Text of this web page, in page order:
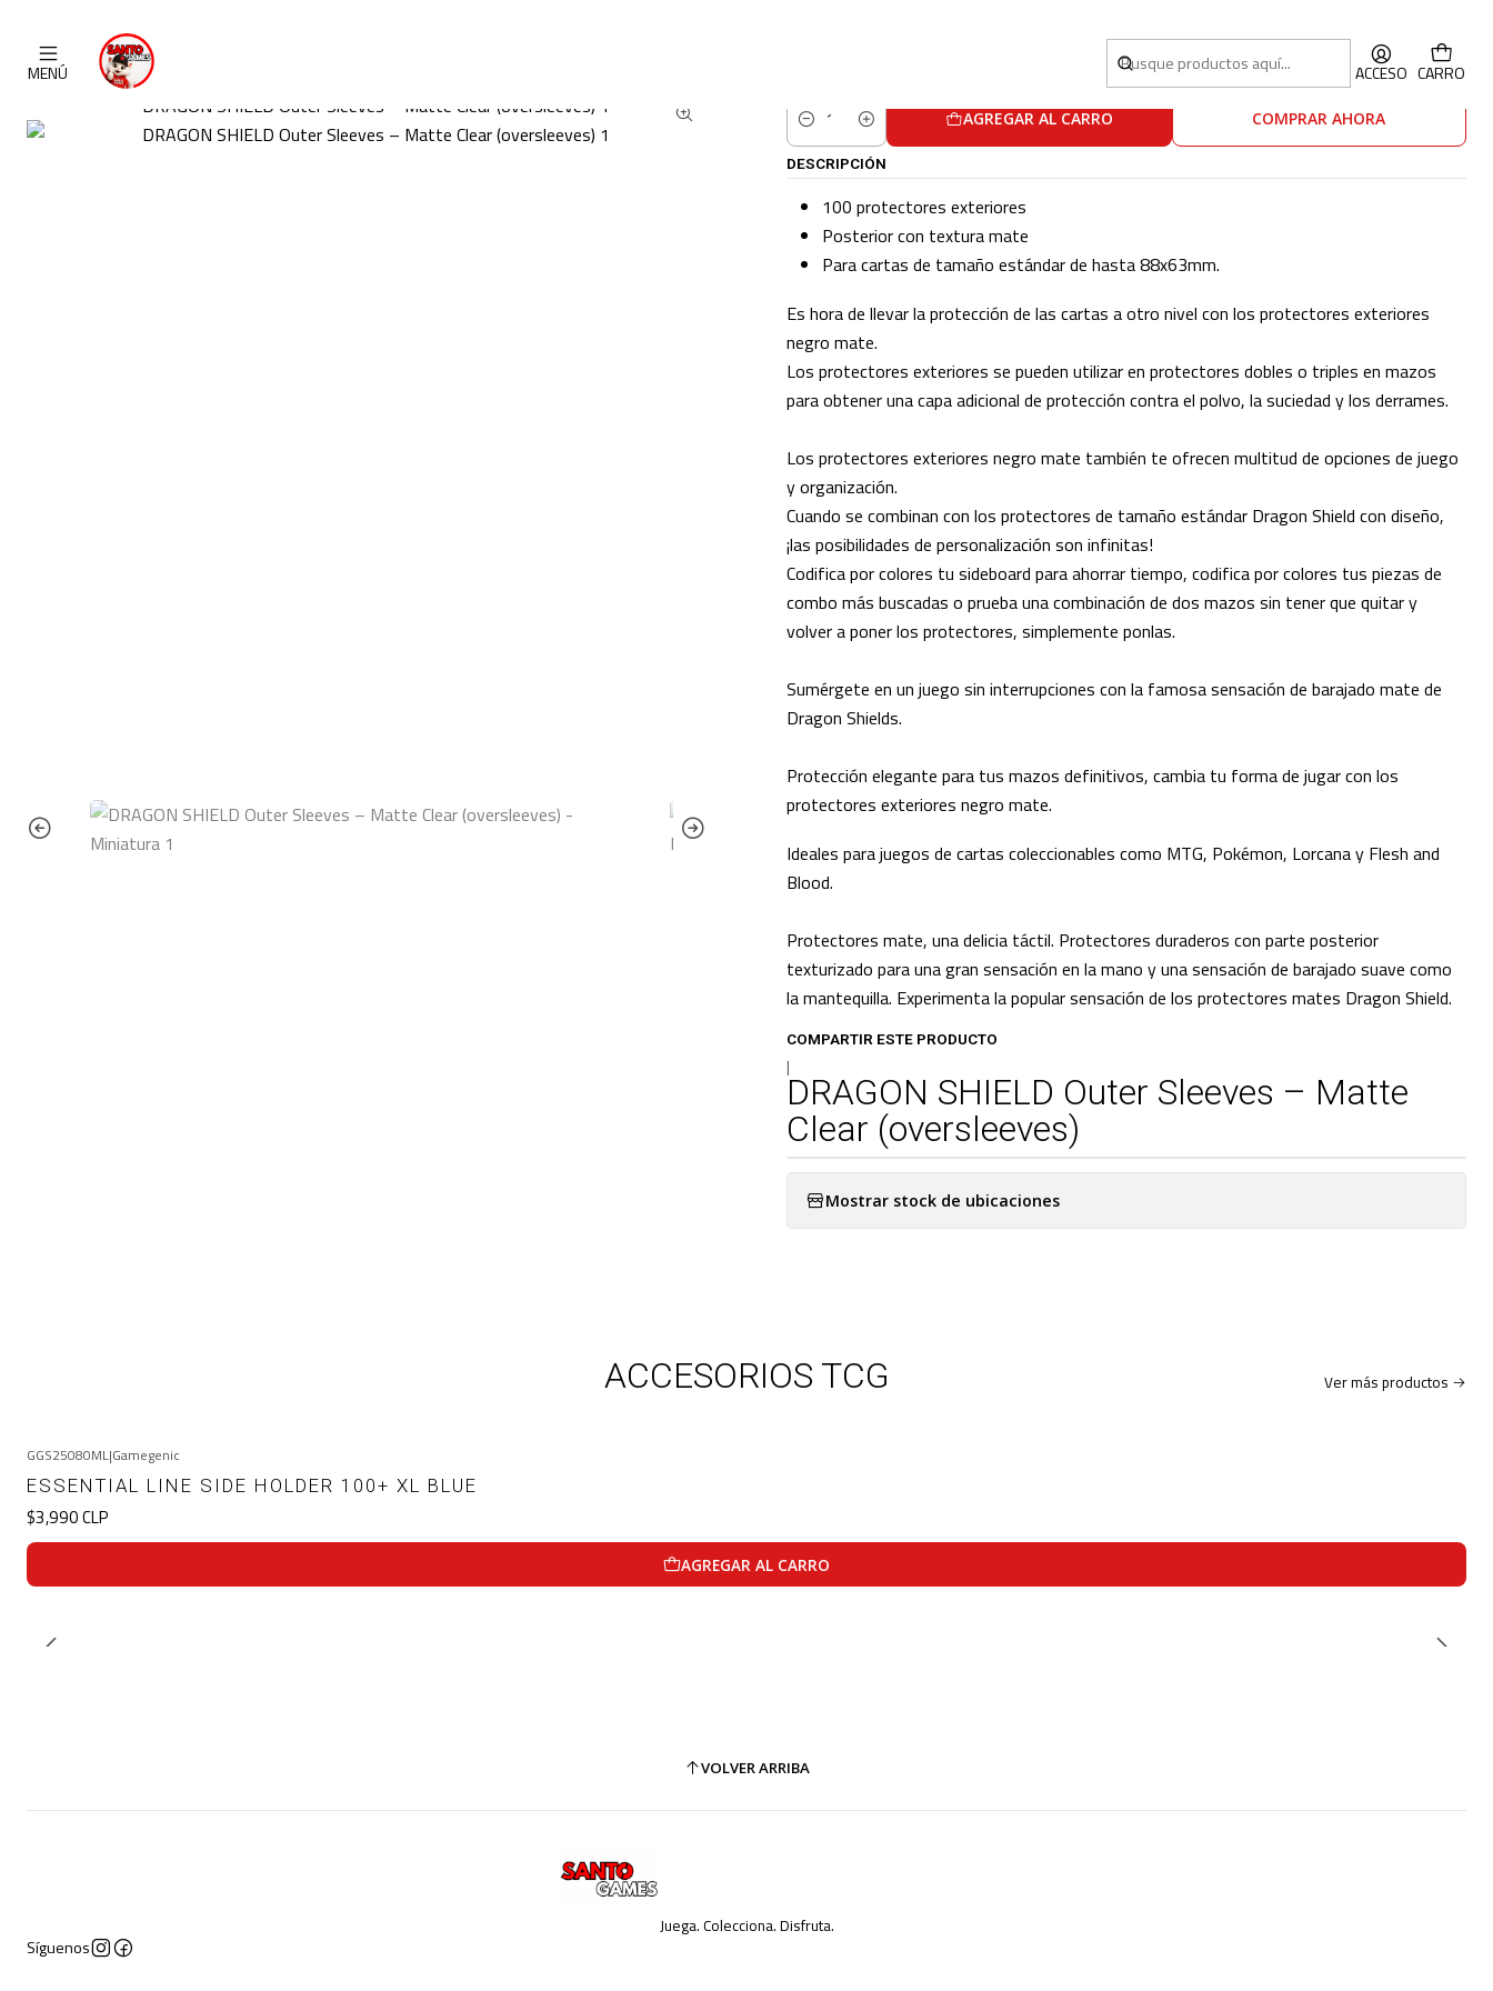
MENÚ ACCESO CARRO
Cantidad
AGREGAR AL CARRO COMPRAR AHORA
DESCRIPCIÓN
100 protectores exteriores
Posterior con textura mate
Para cartas de tamaño estándar de hasta 88x63mm.
Es hora de llevar la protección de las cartas a otro nivel con los protectores exteriores
negro mate.
Los protectores exteriores se pueden utilizar en protectores dobles o triples en mazos
para obtener una capa adicional de protección contra el polvo, la suciedad y los derrames.
Los protectores exteriores negro mate también te ofrecen multitud de opciones de juego
y organización.
Cuando se combinan con los protectores de tamaño estándar Dragon Shield con diseño,
¡las posibilidades de personalización son infinitas!
Codifica por colores tu sideboard para ahorrar tiempo, codifica por colores tus piezas de
combo más buscadas o prueba una combinación de dos mazos sin tener que quitar y
volver a poner los protectores, simplemente ponlas.
Sumérgete en un juego sin interrupciones con la famosa sensación de barajado mate de
Dragon Shields.
Protección elegante para tus mazos definitivos, cambia tu forma de jugar con los
protectores exteriores negro mate.
Ideales para juegos de cartas coleccionables como MTG, Pokémon, Lorcana y Flesh and
Blood.
Protectores mate, una delicia táctil. Protectores duraderos con parte posterior
texturizado para una gran sensación en la mano y una sensación de barajado suave como
la mantequilla. Experimenta la popular sensación de los protectores mates Dragon Shield.
COMPARTIR ESTE PRODUCTO
|
DRAGON SHIELD Outer Sleeves – Matte
Clear (oversleeves)
Mostrar stock de ubicaciones
ACCESORIOS TCG Ver más productos
GGS25080ML|Gamegenic
ESSENTIAL LINE SIDE HOLDER 100+ XL BLUE
$3,990 CLP
AGREGAR AL CARRO
VOLVER ARRIBA
Juega. Colecciona. Disfruta.
Síguenos